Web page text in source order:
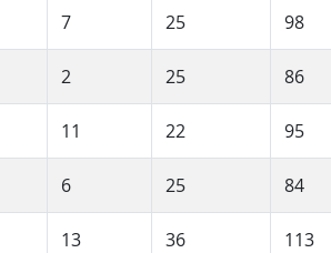
7 25 98
2 25 86
11 22 95
6 25 84
13 36 113